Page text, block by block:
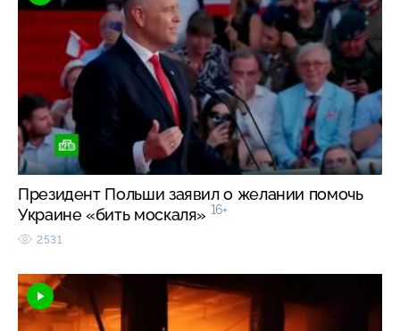
Президент Польши заявил о желании помочь
Украине «бить москаля» 16+
2531